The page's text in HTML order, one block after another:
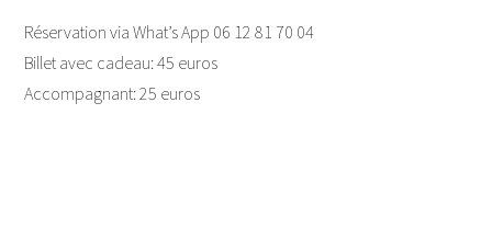
Réservation via What’s App 06 12 81 70 04
Billet avec cadeau: 45 euros
Accompagnant: 25 euros